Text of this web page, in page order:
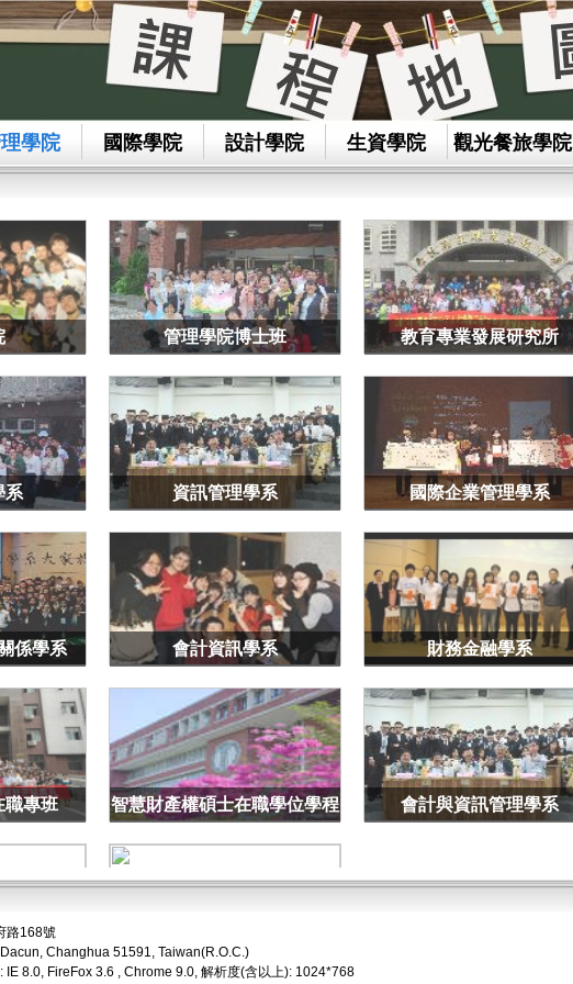
學院 國際學院 設計學院 生資學院 觀光餐旅學院
管理學院博士班 教育專業發展研究所
系 資訊管理學系 國際企業管理學系
係學系 會計資訊學系 財務金融學系
職專班 智慧財產權碩士在職學位學程 會計與資訊管理學系
位學程 商業經營國際碩士學位學程
路168號
Changhua 51591, Taiwan(R.O.C.)
IE 8.0, FireFox 3.6 , Chrome 9.0, 解析度(含以上): 1024*768